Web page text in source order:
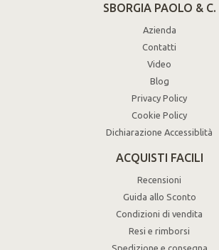
SBORGIA PAOLO & C.
Azienda
Contatti
Video
Blog
Privacy Policy
Cookie Policy
Dichiarazione Accessiblità
ACQUISTI FACILI
Recensioni
Guida allo Sconto
Condizioni di vendita
Resi e rimborsi
Spedizione e consegna